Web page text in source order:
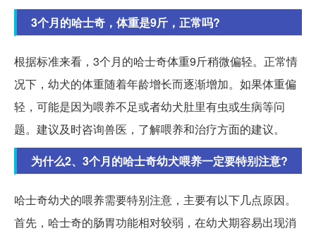
3个月的哈士奇，体重是9斤，正常吗?
根据标准来看，3个月的哈士奇体重9斤稍微偏轻。正常情
况下，幼犬的体重随着年龄增长而逐渐增加。如果体重偏
轻，可能是因为喂养不足或者幼犬肚里有虫或生病等问
题。建议及时咨询兽医，了解喂养和治疗方面的建议。
为什么2、3个月的哈士奇幼犬喂养一定要特别注意?
哈士奇幼犬的喂养需要特别注意，主要有以下几点原因。
首先，哈士奇的肠胃功能相对较弱，在幼犬期容易出现消